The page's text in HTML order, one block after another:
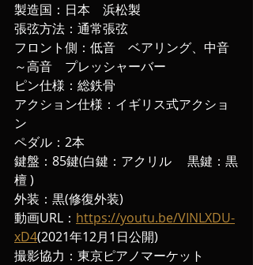
製造国：日本　浜松製
張弦方法：通常張弦
フロント側：低音　ベアリング、中音
～高音　プレッシャーバー
ピン仕様：総鉄骨
アクション仕様：イギリス式アクショ
ン
ペダル：2本
鍵盤：85鍵(白鍵：アクリル 　黒鍵：黒
檀 )
外装：黒(修復外装)
動画URL： https://youtu.be/VINLXDU-
xD4(2021年12月1日公開)
撮影協力：東京ピアノマーケット